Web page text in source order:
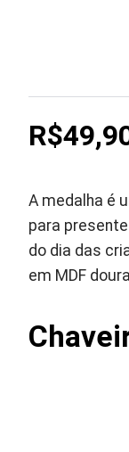
A medalha é
para
do dia das
em MDF